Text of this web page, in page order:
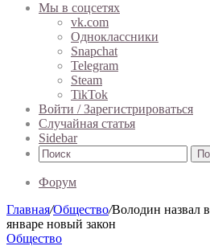
Мы в соцсетях
vk.com
Одноклассники
Snapchat
Telegram
Steam
TikTok
Войти / Зарегистрироваться
Случайная статья
Sidebar
Форум
Главная/Общество/Володин назвал
январе новый закон
Общество